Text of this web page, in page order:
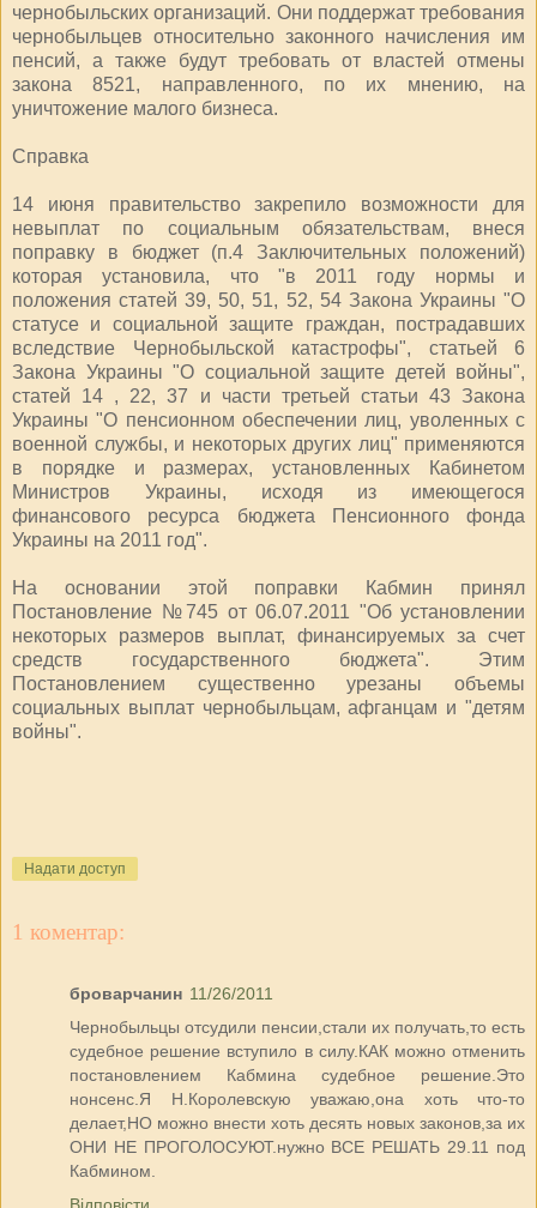
чернобыльских организаций. Они поддержат требования
чернобыльцев относительно законного начисления им
пенсий, а также будут требовать от властей отмены
закона 8521, направленного, по их мнению, на
уничтожение малого бизнеса.
Справка
14 июня правительство закрепило возможности для
невыплат по социальным обязательствам, внеся
поправку в бюджет (п.4 Заключительных положений)
которая установила, что "в 2011 году нормы и
положения статей 39, 50, 51, 52, 54 Закона Украины "О
статусе и социальной защите граждан, пострадавших
вследствие Чернобыльской катастрофы", статьей 6
Закона Украины "О социальной защите детей войны",
статей 14 , 22, 37 и части третьей статьи 43 Закона
Украины "О пенсионном обеспечении лиц, уволенных с
военной службы, и некоторых других лиц" применяются
в порядке и размерах, установленных Кабинетом
Министров Украины, исходя из имеющегося
финансового ресурса бюджета Пенсионного фонда
Украины на 2011 год".
На основании этой поправки Кабмин принял
Постановление №745 от 06.07.2011 "Об установлении
некоторых размеров выплат, финансируемых за счет
средств государственного бюджета". Этим
Постановлением существенно урезаны объемы
социальных выплат чернобыльцам, афганцам и "детям
войны".
Надати доступ
1 коментар:
броварчанин 11/26/2011
Чернобыльцы отсудили пенсии,стали их получать,то есть
судебное решение вступило в силу.КАК можно отменить
постановлением Кабмина судебное решение.Это
нонсенс.Я Н.Королевскую уважаю,она хоть что-то
делает,НО можно внести хоть десять новых законов,за их
ОНИ НЕ ПРОГОЛОСУЮТ.нужно ВСЕ РЕШАТЬ 29.11 под
Кабмином.